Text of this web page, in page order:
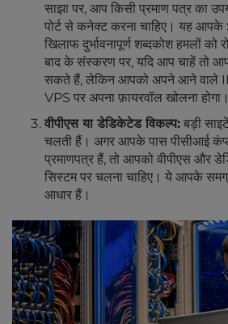
साझा पर, आप किसी प्रमाण पत्र का
पोर्ट से कनेक्ट करना चाहिए। यह आपके
खिलाफ दुर्भावनापूर्ण शब्दकोश हमलों
बाद के संस्करण पर, यदि आप चाहें तो
सकते हैं, लेकिन आपको अपने आने वाले
VPS पर अपना फ़ायरवॉल खोलना होगा।
वीपीएस या डेडिकेटेड विकल्प: बड़ी
चलती हैं। अगर आपके पास पीसीआई
प्रमाणपत्र हैं, तो आपको वीपीएस और
सिस्टम पर चलना चाहिए। ये आपके
आधार हैं।